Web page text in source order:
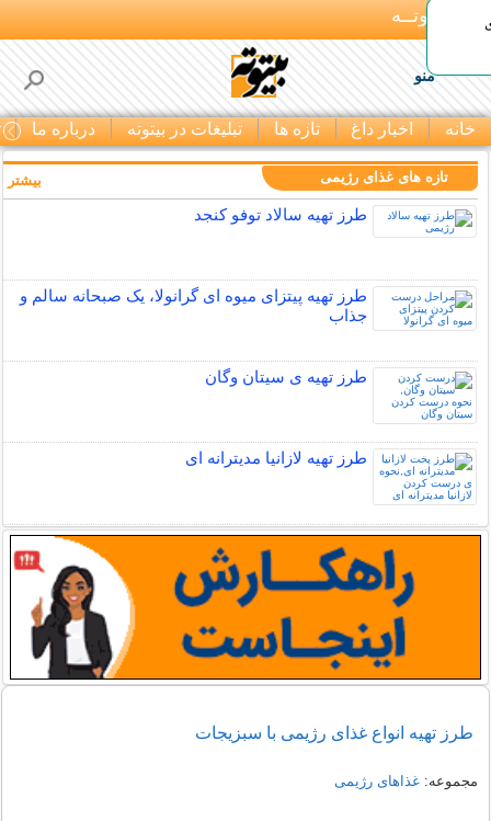
بـیتوتــه
منو
خانه اخبار داغ تازه ها تبلیغات در بیتوته درباره ما
تازه های غذای رژیمی
طرز تهیه سالاد توفو کنجد
طرز تهیه پیتزای میوه ای گرانولا، یک صبحانه سالم و
جذاب
طرز تهیه ی سیتان وگان
طرز تهیه لازانیا مدیترانه ای
بیشتر
طرز تهیه انواع غذای رژیمی با سبزیجات
مجموعه:غذاهای رژیمی